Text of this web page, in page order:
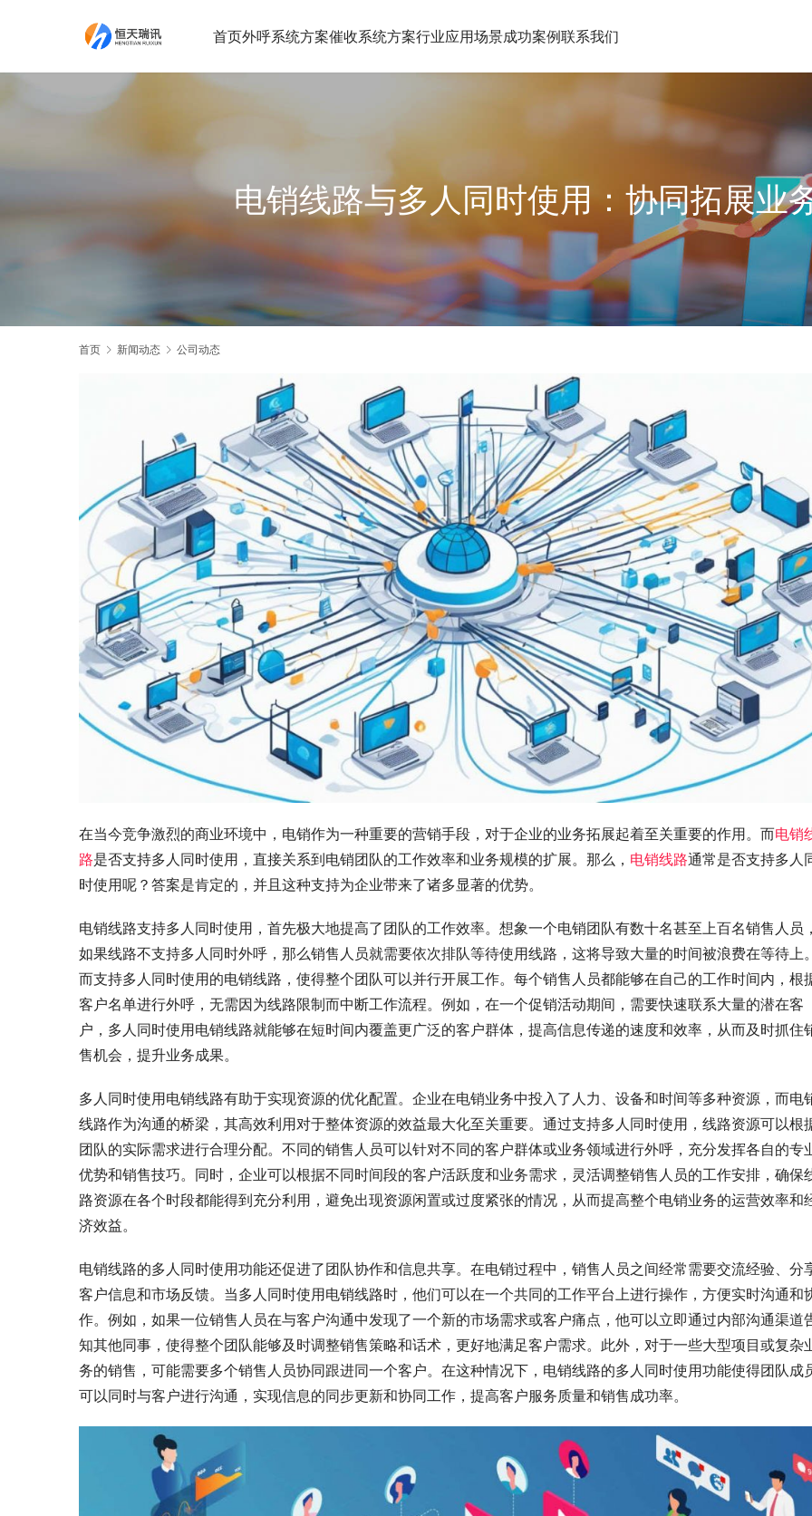
首页外呼系统方案催收系统方案行业应用场景成功案例联系我们
电销线路与多人同时使用：协同拓展业
首页 新闻动态 公司动态
在当今竞争激烈的商业环境中，电销作为一种重要的营销手段，对于企业的业务拓展起着至关重要的作用。而电销
路是否支持多人同时使用，直接关系到电销团队的工作效率和业务规模的扩展。那么， 电销线路通常是否支持多人
时使用呢？答案是肯定的，并且这种支持为企业带来了诸多显著的优势。
电销线路支持多人同时使用，首先极大地提高了团队的工作效率。想象一个电销团队有数十名甚至上百名销售人员，
如果线路不支持多人同时外呼，那么销售人员就需要依次排队等待使用线路，这将导致大量的时间被浪费在等待上。
而支持多人同时使用的电销线路，使得整个团队可以并行开展工作。每个销售人员都能够在自己的工作时间内，根
客户名单进行外呼，无需因为线路限制而中断工作流程。例如，在一个促销活动期间，需要快速联系大量的潜在客
户，多人同时使用电销线路就能够在短时间内覆盖更广泛的客户群体，提高信息传递的速度和效率，从而及时抓住
售机会，提升业务成果。
多人同时使用电销线路有助于实现资源的优化配置。企业在电销业务中投入了人力、设备和时间等多种资源，而电
线路作为沟通的桥梁，其高效利用对于整体资源的效益最大化至关重要。通过支持多人同时使用，线路资源可以根
团队的实际需求进行合理分配。不同的销售人员可以针对不同的客户群体或业务领域进行外呼，充分发挥各自的专
优势和销售技巧。同时，企业可以根据不同时间段的客户活跃度和业务需求，灵活调整销售人员的工作安排，确保
路资源在各个时段都能得到充分利用，避免出现资源闲置或过度紧张的情况，从而提高整个电销业务的运营效率和
济效益。
电销线路的多人同时使用功能还促进了团队协作和信息共享。在电销过程中，销售人员之间经常需要交流经验、分
客户信息和市场反馈。当多人同时使用电销线路时，他们可以在一个共同的工作平台上进行操作，方便实时沟通和
作。例如，如果一位销售人员在与客户沟通中发现了一个新的市场需求或客户痛点，他可以立即通过内部沟通渠道
知其他同事，使得整个团队能够及时调整销售策略和话术，更好地满足客户需求。此外，对于一些大型项目或复杂
务的销售，可能需要多个销售人员协同跟进同一个客户。在这种情况下，电销线路的多人同时使用功能使得团队成
可以同时与客户进行沟通，实现信息的同步更新和协同工作，提高客户服务质量和销售成功率。